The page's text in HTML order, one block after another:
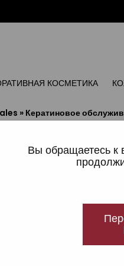
Вы обращаетесь к
КОСМЕТИКА
» Кератиновое
Anti-
Настой